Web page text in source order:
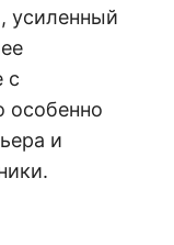
усиленный
с
особенно
и